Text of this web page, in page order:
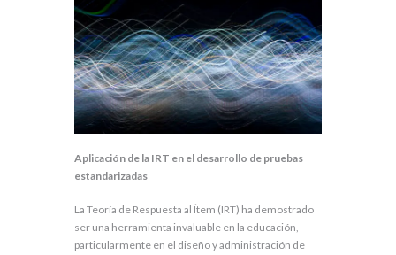
Aplicación de la IRT en el desarrollo de pruebas
estandarizadas
La Teoría de Respuesta al Ítem (IRT) ha demostrado
ser una herramienta invaluable en la educación,
particularmente en el diseño y administración de